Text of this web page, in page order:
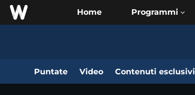
Home
Puntate Video Contenuti esclusivi